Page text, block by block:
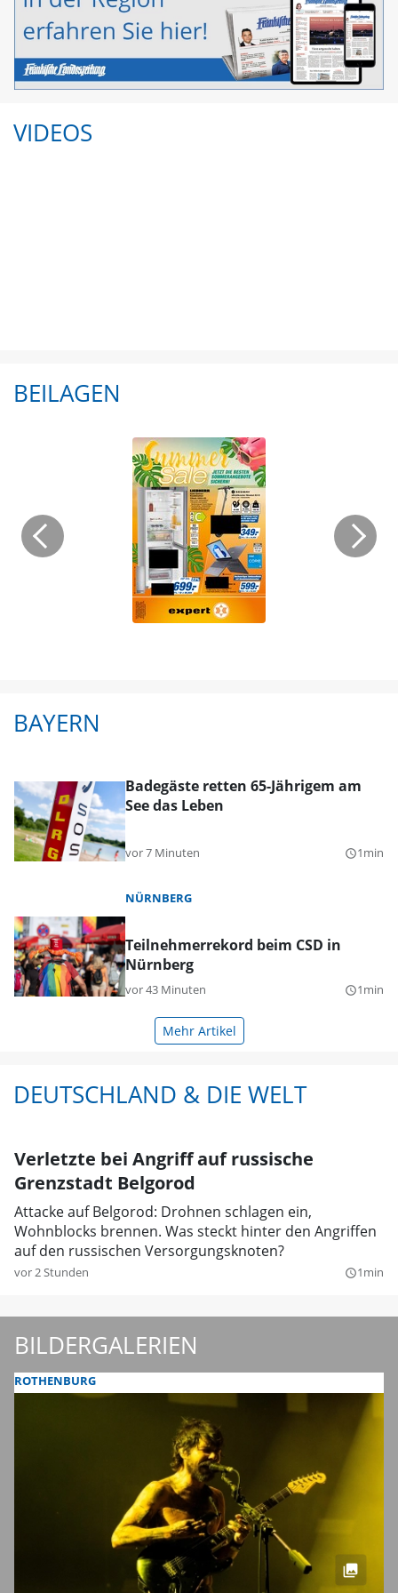
VIDEOS
BEILAGEN
BAYERN
Badegäste retten 65-Jährigem am
See das Leben
vor 7 Minuten query_builder1min
NÜRNBERG
Teilnehmerrekord beim CSD in
Nürnberg
vor 43 Minuten query_builder1min
Mehr Artikel
DEUTSCHLAND & DIE WELT
Verletzte bei Angriff auf russische
Grenzstadt Belgorod
Attacke auf Belgorod: Drohnen schlagen ein,
Wohnblocks brennen. Was steckt hinter den Angriffen
auf den russischen Versorgungsknoten?
vor 2 Stunden query_builder1min
BILDERGALERIEN
ROTHENBURG